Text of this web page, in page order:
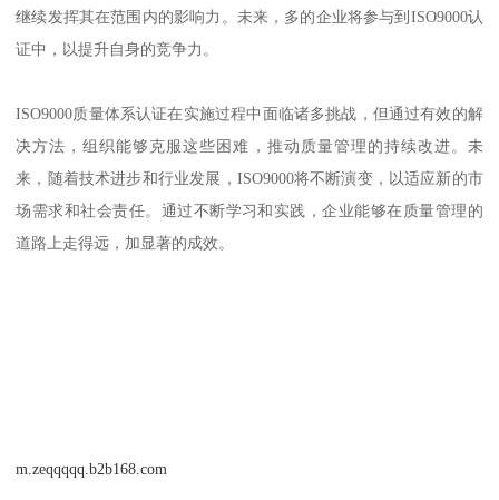
继续发挥其在范围内的影响力。未来，多的企业将参与到ISO9000认
证中，以提升自身的竞争力。
ISO9000质量体系认证在实施过程中面临诸多挑战，但通过有效的解
决方法，组织能够克服这些困难，推动质量管理的持续改进。未
来，随着技术进步和行业发展，ISO9000将不断演变，以适应新的市
场需求和社会责任。通过不断学习和实践，企业能够在质量管理的
道路上走得远，加显著的成效。
m.zeqqqqq.b2b168.com